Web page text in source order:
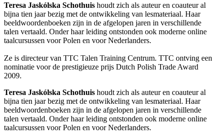
Teresa Jaskólska Schothuis houdt zich als auteur en coauteur al
bijna tien jaar bezig met de ontwikkeling van lesmateriaal. Haar
beeldwoordenboeken zijn in de afgelopen jaren in verschillende
talen vertaald. Onder haar leiding ontstonden ook moderne online
taalcursussen voor Polen en voor Nederlanders.
Ze is directeur van TTC Talen Training Centrum. TTC ontving een
nominatie voor de prestigieuze prijs Dutch Polish Trade Award
2009.
Teresa Jaskólska Schothuis houdt zich als auteur en coauteur al
bijna tien jaar bezig met de ontwikkeling van lesmateriaal. Haar
beeldwoordenboeken zijn in de afgelopen jaren in verschillende
talen vertaald. Onder haar leiding ontstonden ook moderne online
taalcursussen voor Polen en voor Nederlanders.